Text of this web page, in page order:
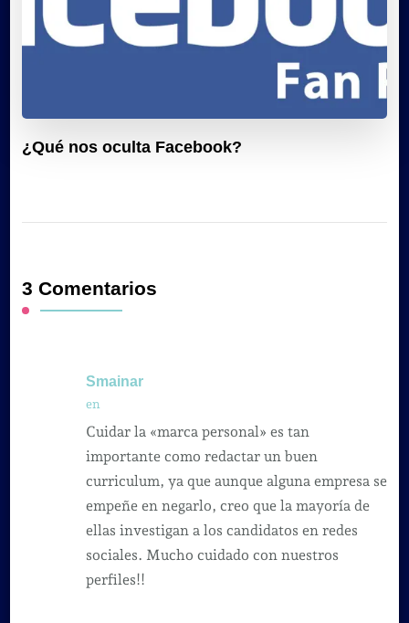
¿Qué nos oculta Facebook?
3 Comentarios
Smainar
en
Cuidar la «marca personal» es tan
importante como redactar un buen
curriculum, ya que aunque alguna empresa se
empeñe en negarlo, creo que la mayoría de
ellas investigan a los candidatos en redes
sociales. Mucho cuidado con nuestros
perfiles!!